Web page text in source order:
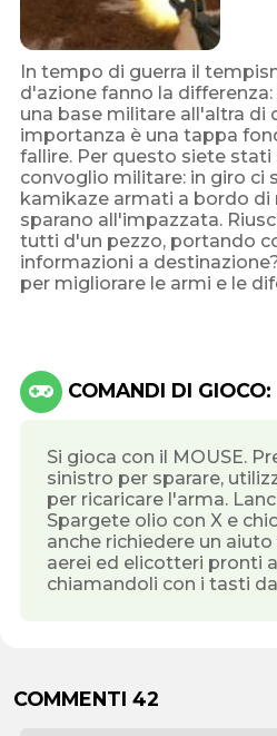
In tempo di guerra il
d'azione fanno la
una base militare all'altra di
importanza è una tappa
fallire. Per questo siete stati
convoglio militare: in giro ci
kamikaze armati a bordo
sparano all'impazzata.
tutti d'un pezzo, portando
informazioni a
per migliorare le armi e le
COMANDI DI GIOCO:
Si gioca con il MOUSE.
sinistro per sparare,
per ricaricare l'arma.
Spargete olio con X e
anche richiedere un
aerei ed elicotteri pronti
chiamandoli con i tasti da
COMMENTI 42